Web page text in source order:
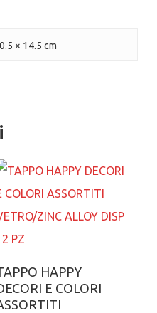
× 14.5 cm
Aggiungi al carrello
HAPPY
E COLORI